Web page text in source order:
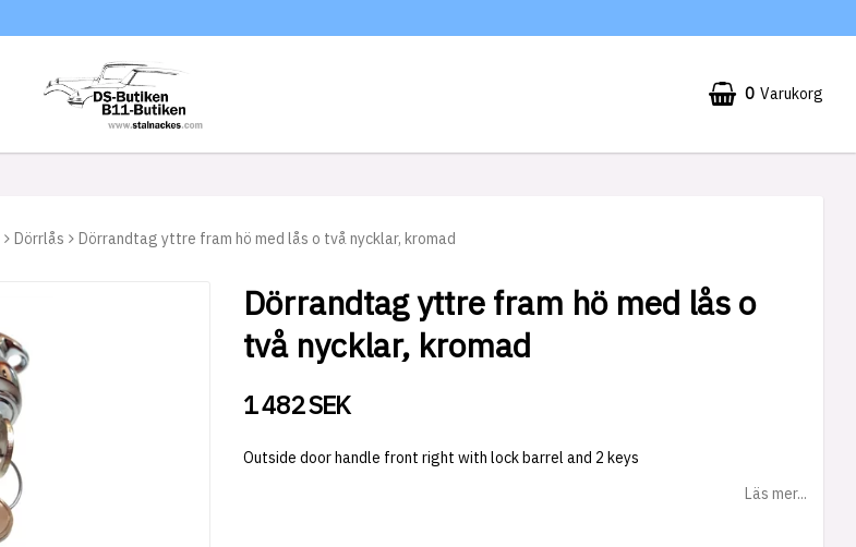
0 Varukorg
Dörrlås Dörrandtag yttre fram hö med lås o två nycklar, kromad
Dörrandtag yttre fram hö med lås o
två nycklar, kromad
1 482 SEK
Outside door handle front right with lock barrel and 2 keys
Läs mer...